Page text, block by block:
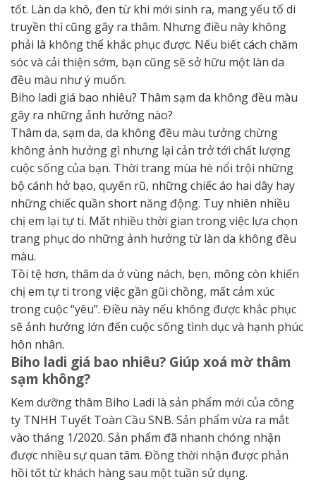
tốt. Làn da khô, đen từ khi mới sinh ra, mang yếu tố di
truyền thì cũng gây ra thâm. Nhưng điều này không
phải là không thể khắc phục được. Nếu biết cách chăm
sóc và cải thiện sớm, bạn cũng sẽ sở hữu một làn da
đều màu như ý muốn.
Biho ladi giá bao nhiêu? Thâm sạm da không đều màu
gây ra những ảnh hưởng nào?
Thâm da, sạm da, da không đều màu tưởng chừng
không ảnh hưởng gì nhưng lại cản trở tới chất lượng
cuộc sống của bạn. Thời trang mùa hè nổi trội những
bộ cánh hở bạo, quyến rũ, những chiếc áo hai dây hay
những chiếc quần short năng động. Tuy nhiên nhiều
chị em lại tự ti. Mất nhiều thời gian trong việc lựa chọn
trang phục do những ảnh hưởng từ làn da không đều
màu.
Tồi tệ hơn, thâm da ở vùng nách, bẹn, mông còn khiến
chị em tự ti trong việc gần gũi chồng, mất cảm xúc
trong cuộc “yêu”. Điều này nếu không được khắc phục
sẽ ảnh hưởng lớn đến cuộc sống tình dục và hạnh phúc
hôn nhân.
Biho ladi giá bao nhiêu? Giúp xoá mờ thâm
sạm không?
Kem dưỡng thâm Biho Ladi là sản phẩm mới của công
ty TNHH Tuyết Toàn Cầu SNB. Sản phẩm vừa ra mắt
vào tháng 1/2020. Sản phẩm đã nhanh chóng nhận
được nhiều sự quan tâm. Đồng thời nhận được phản
hồi tốt từ khách hàng sau một tuần sử dụng.